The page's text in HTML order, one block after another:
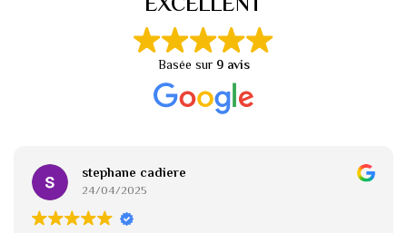
Basée sur 9 avis
stephane cadiere
24/04/2025